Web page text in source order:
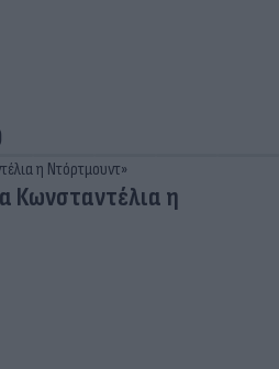
Κωνσταντέλια η